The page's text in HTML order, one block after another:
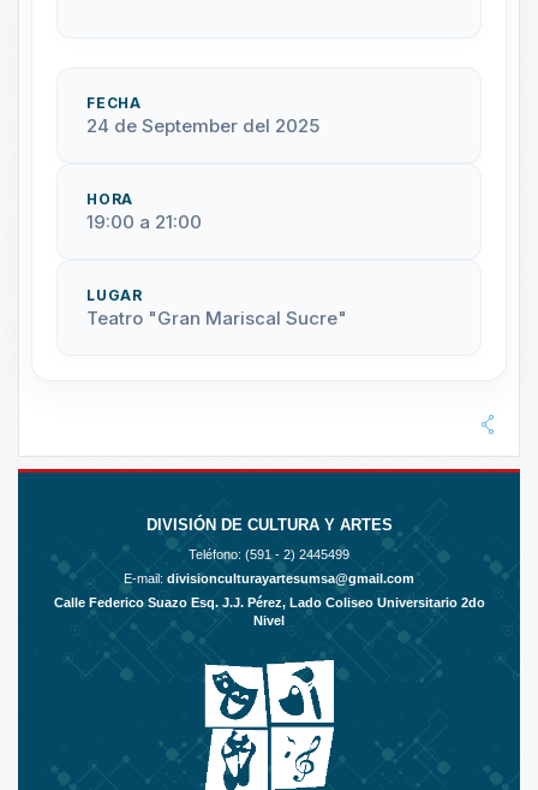
FECHA
24 de September del 2025
HORA
19:00 a 21:00
LUGAR
Teatro "Gran Mariscal Sucre"
DIVISIÓN DE CULTURA Y ARTES
Teléfono: (591 - 2) 2445499
E-mail: divisionculturayartesumsa@gmail.com
Calle Federico Suazo Esq. J.J. Pérez, Lado Coliseo Universitario 2do
Nivel